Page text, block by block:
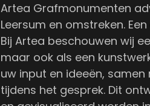
Artea Grafmonumenten
Leersum en omstreken.
Bij Artea beschouwen wij
maar ook als een
uw input en ideeën,
tijdens het gesprek. Dit